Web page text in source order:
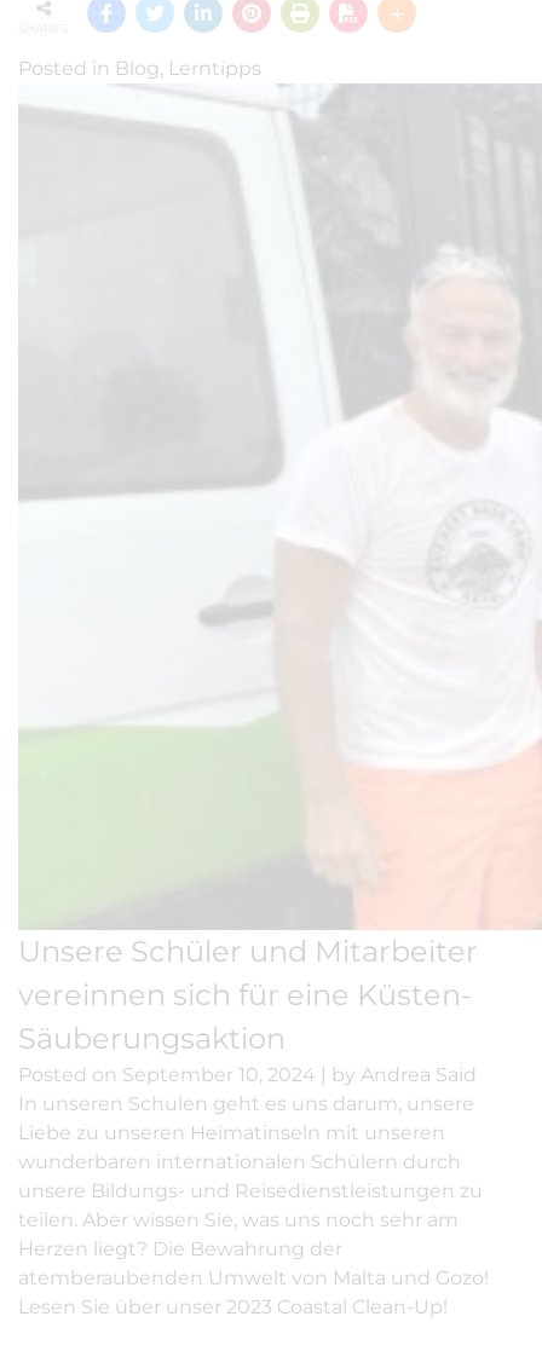
Posted in Blog, Lerntipps
Unsere Schüler und Mitarbeiter
vereinnen sich für eine Küsten-
Säuberungsaktion
Posted on September 10, 2024 | by Andrea Said
In unseren Schulen geht es uns darum, unsere
Liebe zu unseren Heimatinseln mit unseren
wunderbaren internationalen Schülern durch
unsere Bildungs- und Reisedienstleistungen zu
teilen. Aber wissen Sie, was uns noch sehr am
Herzen liegt? Die Bewahrung der
atemberaubenden Umwelt von Malta und Gozo!
Lesen Sie über unser 2023 Coastal Clean-Up!